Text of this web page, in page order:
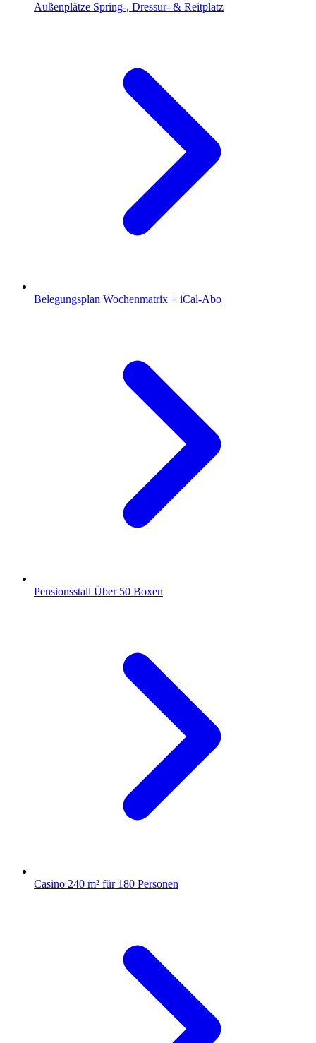
Außenplätze Spring-, Dressur- & Reitplatz
Belegungsplan Wochenmatrix + iCal-Abo
Pensionsstall Über 50 Boxen
Casino 240 m² für 180 Personen